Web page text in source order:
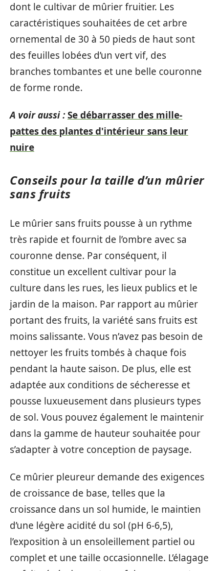
dont le cultivar de mûrier fruitier. Les
caractéristiques souhaitées de cet arbre
ornemental de 30 à 50 pieds de haut sont
des feuilles lobées d’un vert vif, des
branches tombantes et une belle couronne
de forme ronde.
A voir aussi :Se débarrasser des mille-
pattes des plantes d'intérieur sans leur
nuire
Conseils pour la taille d’un mûrier
sans fruits
Le mûrier sans fruits pousse à un rythme
très rapide et fournit de l’ombre avec sa
couronne dense. Par conséquent, il
constitue un excellent cultivar pour la
culture dans les rues, les lieux publics et le
jardin de la maison. Par rapport au mûrier
portant des fruits, la variété sans fruits est
moins salissante. Vous n’avez pas besoin de
nettoyer les fruits tombés à chaque fois
pendant la haute saison. De plus, elle est
adaptée aux conditions de sécheresse et
pousse luxueusement dans plusieurs types
de sol. Vous pouvez également le maintenir
dans la gamme de hauteur souhaitée pour
s’adapter à votre conception de paysage.
Ce mûrier pleureur demande des exigences
de croissance de base, telles que la
croissance dans un sol humide, le maintien
d’une légère acidité du sol (pH 6-6,5),
l’exposition à un ensoleillement partiel ou
complet et une taille occasionnelle. L’élagage